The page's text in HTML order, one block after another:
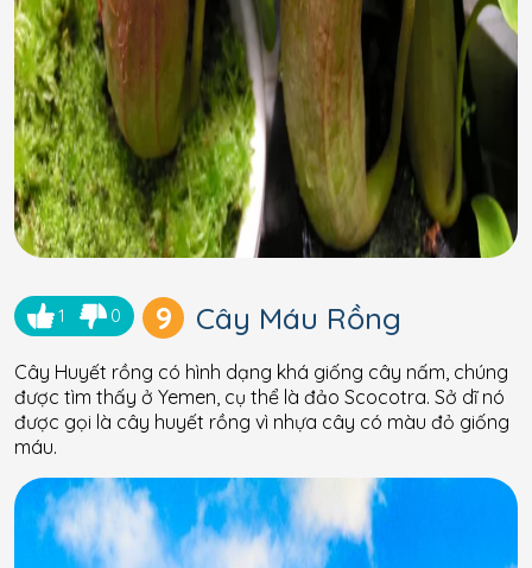
1 0 9 Cây Máu Rồng
Cây Huyết rồng có hình dạng khá giống cây nấm, chúng
được tìm thấy ở Yemen, cụ thể là đảo Scocotra. Sở dĩ nó
được gọi là cây huyết rồng vì nhựa cây có màu đỏ giống
máu.